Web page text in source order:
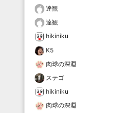
達観
達観
hikiniku
K5
肉球の深淵
ステゴ
hikiniku
肉球の深淵